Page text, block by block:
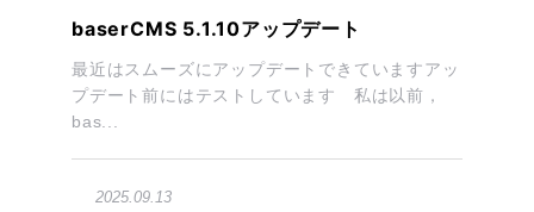
baserCMS 5.1.10アップデート
最近はスムーズにアップデートできていますアッ
プデート前にはテストしています 私は以前，
bas...
2025.09.13